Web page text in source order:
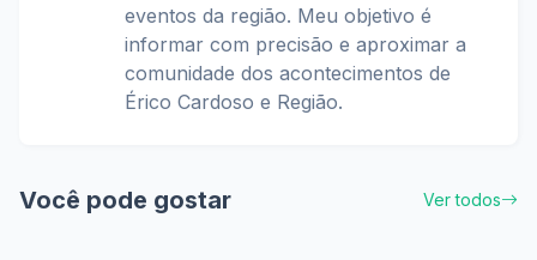
eventos da região. Meu objetivo é
informar com precisão e aproximar a
comunidade dos acontecimentos de
Érico Cardoso e Região.
Você pode gostar Ver todos